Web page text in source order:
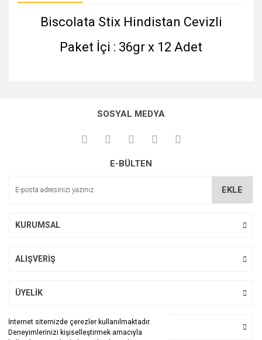
İnternet sitemizde çerezler kullanılmaktadır.
Deneyimlerinizi kişiselleştirmek amacıyla
Biscolata Stix Hindistan Cevizli
Paket İçi : 36gr x 12 Adet
kullanarak tarafımıza iletebilirsiniz.
Görüş ve önerileriniz için teşekkür ederiz.
Ürün açıklamasında eksik bilgiler bulunuyor.
SOSYAL MEDYA
E-BÜLTEN
EKLE
KURUMSAL
ALIŞVERİŞ
ÜYELİK
BİZİ TAKİP EDİN